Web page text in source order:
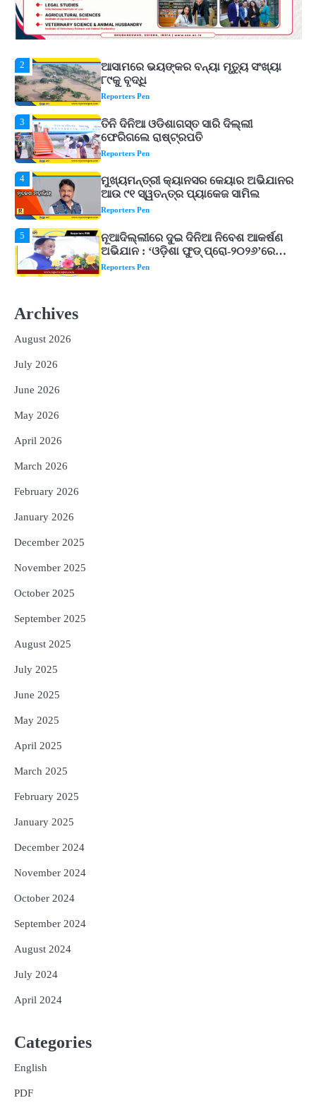
ଆସାମରେ ଭୟଙ୍କର ବନ୍ୟା ମୃତ୍ୟୁ ସଂଖ୍ୟା
୮୯କୁ ବୃଦ୍ଧି
Reporters Pen
3
ତିନି ଦିନିଆ ଓଡିଶାଗସ୍ତ ସାରି ଦିଲ୍ଲୀ
ଫେରିଗଲେ ରାଷ୍ଟ୍ରପତି
Reporters Pen
4
ମୁଖ୍ୟମନ୍ତ୍ରୀ କ୍ୟାନସର କେୟାର ଅଭିଯାନର
ଆଉ ୯୧ ସ୍ୱତନ୍ତ୍ର ପ୍ୟାକେଜ ସାମିଲ
Reporters Pen
5
ନୂଆଦିଲ୍ଲୀରେ ଦୁଇ ଦିନିଆ ନିବେଶ ଆକର୍ଷଣ
ଅଭିଯାନ : ‘ଓଡ଼ିଶା ଫୁଡ୍ ପ୍ରୋ-୨୦୨୬’ରେ
ଖାଦ୍ୟ ପ୍ରକ୍ରିୟାକରଣ କ୍ଷେତ୍ରକୁ ମିଳିବ
ଗୁରୁତ୍ୱ
Reporters Pen
1
‘ମୋତେ ଦଳରୁ ବାଦ୍ ଦିଅ’, କୋଚ୍ ଓ
ଚୟନକର୍ତ୍ତାଙ୍କୁ ରୋହିତଙ୍କ ଖୋଲା
ଚ୍ୟାଲେଞ୍ଜ! ମହମ୍ମଦ କୈଫଙ୍କ ବଡ଼ ବୟାନ
Reporters Pen
5
Archives
August 2026
July 2026
June 2026
May 2026
April 2026
March 2026
February 2026
January 2026
December 2025
November 2025
October 2025
September 2025
August 2025
July 2025
June 2025
May 2025
April 2025
March 2025
February 2025
January 2025
December 2024
November 2024
October 2024
September 2024
August 2024
July 2024
April 2024
Categories
English
PDF